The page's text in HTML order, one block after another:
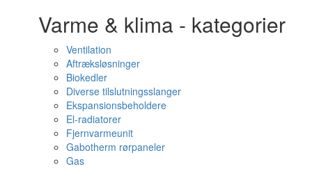
Varme & klima - kategorier
Ventilation
Aftræksløsninger
Biokedler
Diverse tilslutningsslanger
Ekspansionsbeholdere
El-radiatorer
Fjernvarmeunit
Gabotherm rørpaneler
Gas